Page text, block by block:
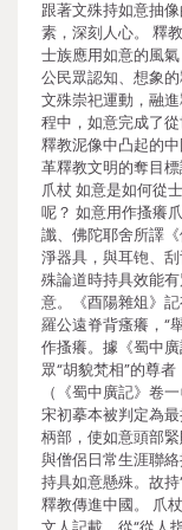
跟著文殊持如意抽
素，深刻人心。 釋
士族應用如意的風
公民眾認知、想象
文殊崇祀運動，融
程中，如意完成了
釋教泥像中凸起的
革釋教文明的奪目
爪杖 如意是如何從
呢？ 如意用作搔癢
讖、佛陀耶舍所譯
淨器具，與耳铇、
殊論道時持具效能
意。《酉陽雜俎》
羅公遠脊背瘙癢，“
作搔癢。據《蜀中
眾“胡貌梵相”的尊
（《蜀中廣記》卷
宋初摹本被判定為
柄部，使如意頭部
與僧侶日常生涯聯
持具如意懸殊。故
釋教傳進中國。 爪